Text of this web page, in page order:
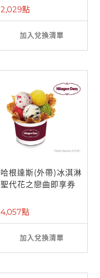
2,029點
加入兌換清單
哈根達斯(外帶)冰淇淋
聖代花之戀曲即享券
4,057點
加入兌換清單